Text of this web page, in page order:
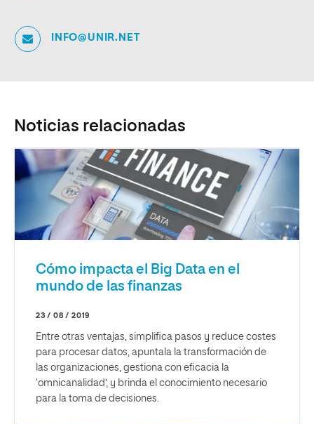
INFO@UNIR.NET
Noticias relacionadas
Cómo impacta el Big Data en el
mundo de las finanzas
23 / 08 / 2019
Entre otras ventajas, simplifica pasos y reduce costes
para procesar datos, apuntala la transformación de
las organizaciones, gestiona con eficacia la
‘omnicanalidad’, y brinda el conocimiento necesario
para la toma de decisiones.